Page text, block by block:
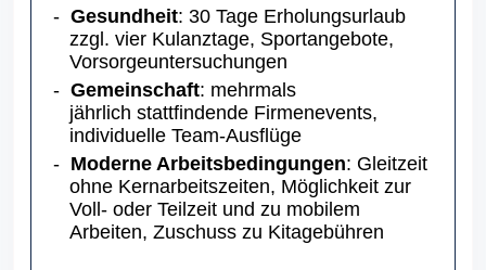
Gesundheit: 30 Tage Erholungsurlaub
zzgl. vier Kulanztage, Sportangebote,
Vorsorgeuntersuchungen
Gemeinschaft: mehrmals
jährlich stattfindende Firmenevents,
individuelle Team-Ausflüge
Moderne Arbeitsbedingungen: Gleitzeit
ohne Kernarbeitszeiten, Möglichkeit zur
Voll- oder Teilzeit und zu mobilem
Arbeiten, Zuschuss zu Kitagebühren